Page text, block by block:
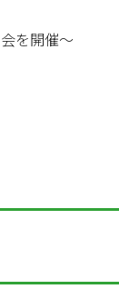
を開催～